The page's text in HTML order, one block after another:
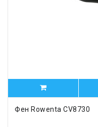
Фен Rowenta CV8730